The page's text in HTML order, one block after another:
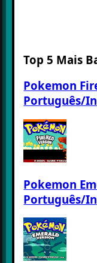
Top 5 Mais
Pokemon
Português/
Pokemon
Português/